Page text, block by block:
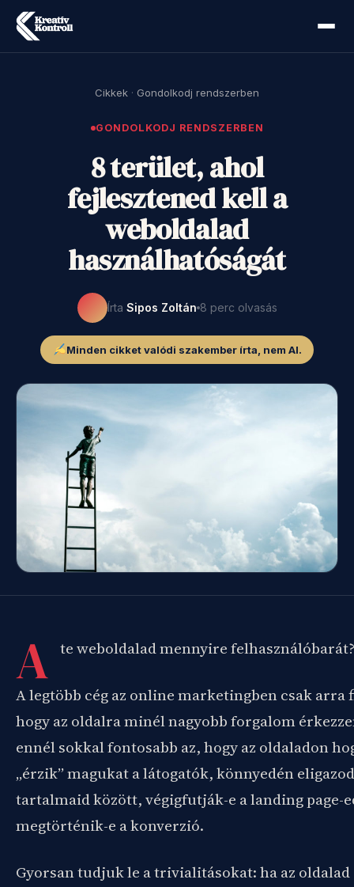
Cikkek · Gondolkodj rendszerben
GONDOLKODJ RENDSZERBEN
8 terület, ahol
fejlesztened kell a
weboldalad
használhatóságát
Írta Sipos Zoltán 8 perc olvasás
Minden cikket valódi szakember írta, nem AI.
A te weboldalad mennyire felhasználóbarát?
A legtöbb cég az online marketingben csak arra
hogy az oldalra minél nagyobb forgalom
ennél sokkal fontosabb az, hogy az oldaladon
„érzik” magukat a látogatók, könnyedén
tartalmaid között, végigfutják-e a landing page-
megtörténik-e a konverzió.
Gyorsan tudjuk le a trivialitásokat: ha az oldalad